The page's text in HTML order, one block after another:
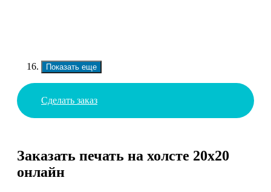
Показать еще
Сделать заказ
Заказать печать на холсте 20х20
онлайн